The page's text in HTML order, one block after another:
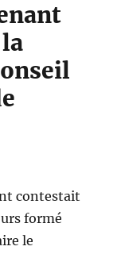
contestait
formé
le